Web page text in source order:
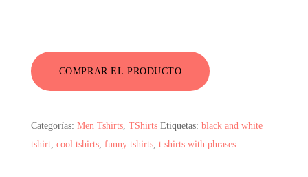
COMPRAR EL PRODUCTO
Categorías: Men Tshirts, TShirts Etiquetas: black and white
tshirt, cool tshirts, funny tshirts, t shirts with phrases